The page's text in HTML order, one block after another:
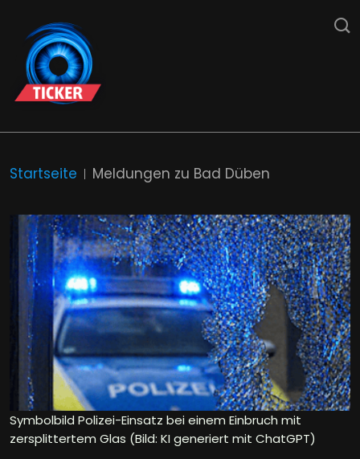
Startseite Meldungen zu Bad Düben
Symbolbild Polizei-Einsatz bei einem Einbruch mit
zersplittertem Glas (Bild: KI generiert mit ChatGPT)